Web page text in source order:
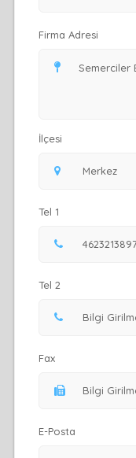
Firma Adresi
İlçesi
Tel 1
Tel 2
Fax
E-Posta